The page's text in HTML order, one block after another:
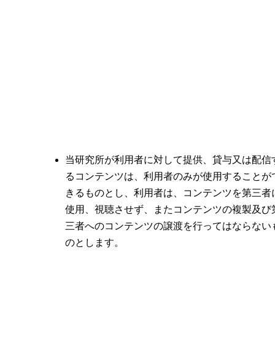
当研究所が利用者に対して提供、貸与又は配信
るコンテンツは、利用者のみが使用することが
きるものとし、利用者は、コンテンツを第三者
使用、視聴させず、またコンテンツの複製及び
三者へのコンテンツの譲渡を行ってはならない
のとします。